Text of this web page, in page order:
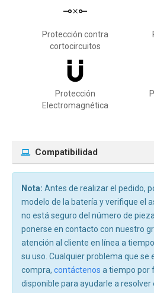
Protección contra
cortocircuitos
Protección
Electromagnética
Compatibilidad
Nota: Antes de realizar el pedido,
modelo de la batería y verifique el
no está seguro del número de
ponerse en contacto con nuestro
atención al cliente en línea a
su uso. Cualquier problema que se
compra, contáctenos a tiempo por
disponible para ayudarle a resolver